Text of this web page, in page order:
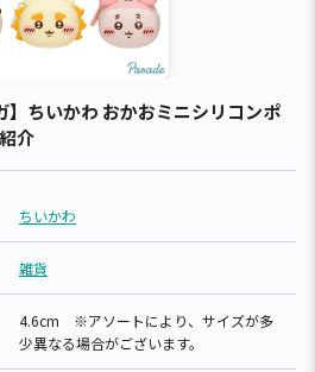
】ちいかわ おかおミニシリコンポ
介
ちいかわ
雑貨
4.6cm ※アソートにより、サイズが多
少異なる場合がございます。